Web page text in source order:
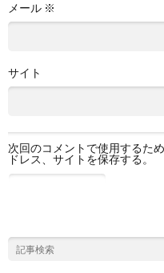
メール ※
サイト
次回のコメントで使用するた
ドレス、サイトを保存する。